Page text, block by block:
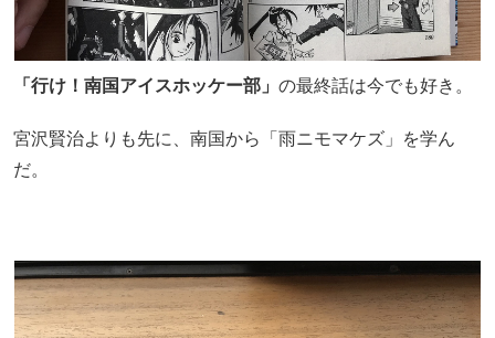
「行け！南国アイスホッケー部」 の最終話は今でも好き。
宮沢賢治よりも先に、南国から「雨ニモマケズ」を学ん
だ。